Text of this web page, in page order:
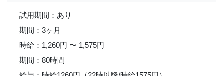
試用期間：あり
期間：3ヶ月
時給：1,260円 〜 1,575円
期間：80時間